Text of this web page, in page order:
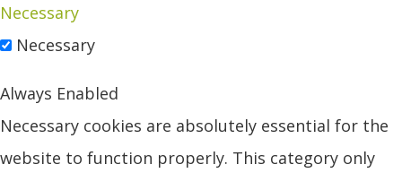
Necessary
Necessary
Always Enabled
Necessary cookies are absolutely essential for the
website to function properly. This category only